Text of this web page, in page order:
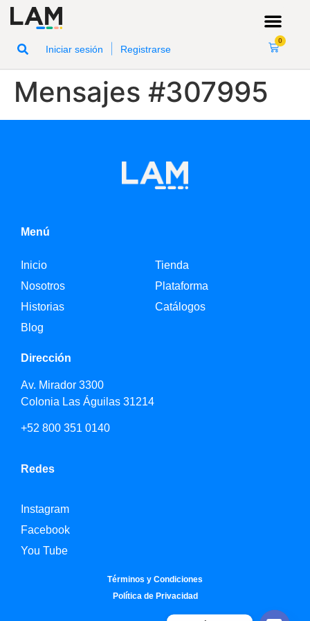
Iniciar sesión Registrarse
0
Mensajes #307995
Menú
Inicio
Nosotros
Historias
Blog
Tienda
Plataforma
Catálogos
Dirección
Av. Mirador 3300
Colonia Las Águilas 31214
+52 800 351 0140
Redes
Instagram
Facebook
You Tube
Términos y Condiciones
Política de Privacidad